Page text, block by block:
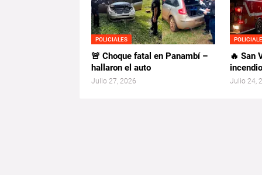
POLICIALES
🚨 Choque fatal en Panambí –
hallaron el auto
Julio 27, 2026
🔥 San
Julio 24,